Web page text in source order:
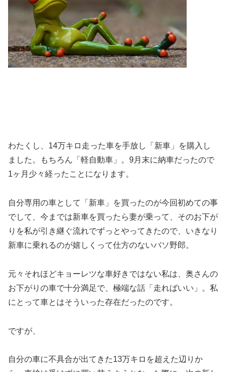
わたくし、14万キロ走った車を手放し「新車」を購入し
ました。もちろん「軽自動車」。9月末に納車だったので
1ヶ月少々経ったことになります。
自分専用の車として「新車」を買ったのが今回初めての事
でして、今までは新車を買ったら妻が乗って、そのお下が
りを私が引き継ぐ流れでずっとやってきたので、いきなり
新車に乗れるのが嬉しくって仕方のないバソ野郎。
元々それほどキョーレツな車好きではない私は、奥さんの
お下がりの車で十分満足で、極端な話「走ればいい」。私
にとって車とはそういった存在だったのです。
ですが、
自分の車に不具合が出てきた13万キロを超えた辺りか